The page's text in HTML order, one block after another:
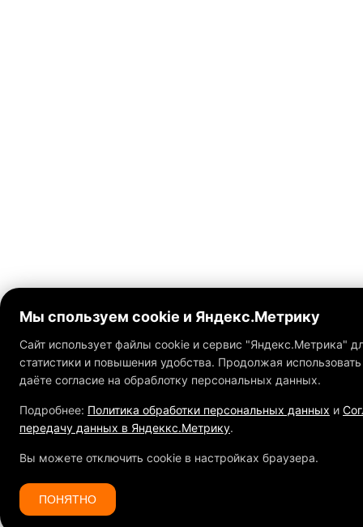
Мы спользуем cookie и Яндекс.Метрику
Сайт использует файлы cookie и сервис "Яндекс.Метрика"
статистики и повышения удобства. Продолжая
даёте согласие на обраблотку персональных данных.
Подробнее: Политика обработки персональных данных и
передачу данных в Яндеккс.Метрику.
Вы можете отключить cookie в настройках браузера.
ПОНЯТНО